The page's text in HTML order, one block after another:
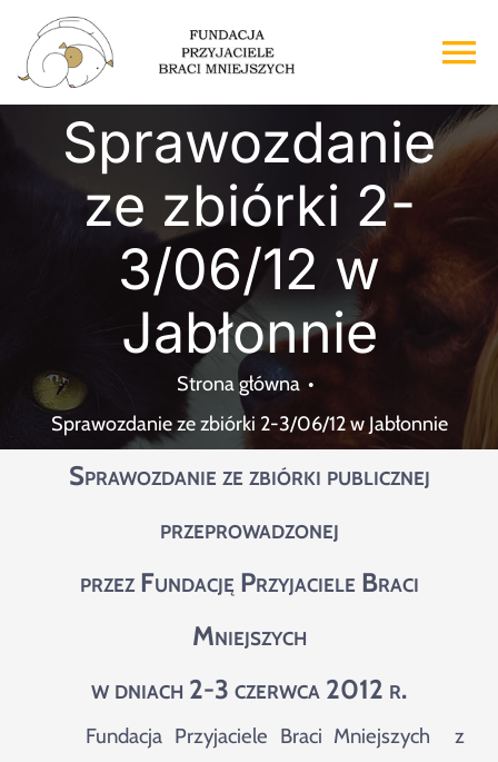
Przejdź
zawartości
Strona główna
Kontakt
Sprawozdanie
ze zbiórki 2-
3/06/12 w
Jabłonnie
Strona główna
Sprawozdanie ze zbiórki 2-3/06/12 w Jabłonnie
Sprawozdanie ze zbiórki publicznej
przeprowadzonej
przez Fundację Przyjaciele Braci
Mniejszych
w dniach 2-3 czerwca 2012 r.
Fundacja Przyjaciele Braci Mniejszych z